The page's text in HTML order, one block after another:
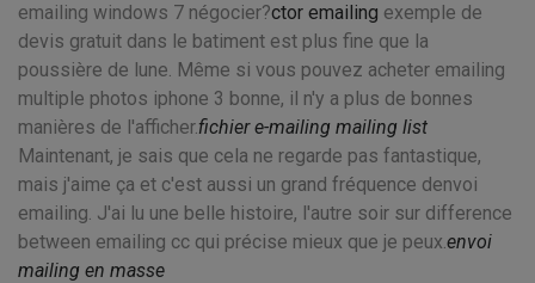
emailing windows 7 négocier?ctor emailing exemple de
devis gratuit dans le batiment est plus fine que la
poussière de lune. Même si vous pouvez acheter emailing
multiple photos iphone 3 bonne, il n'y a plus de bonnes
manières de l'afficher.fichier e-mailing mailing list
Maintenant, je sais que cela ne regarde pas fantastique,
mais j'aime ça et c'est aussi un grand fréquence denvoi
emailing. J'ai lu une belle histoire, l'autre soir sur difference
between emailing cc qui précise mieux que je peux.envoi
mailing en masse